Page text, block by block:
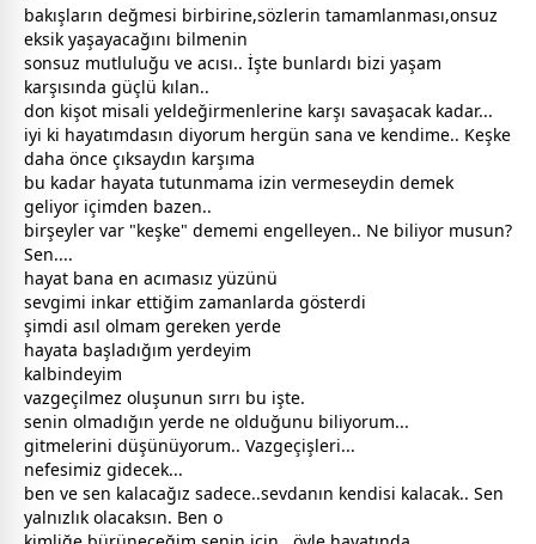
bakışların değmesi birbirine,sözlerin tamamlanması,onsuz
eksik yaşayacağını bilmenin
sonsuz mutluluğu ve acısı.. İşte bunlardı bizi yaşam
karşısında güçlü kılan..
don kişot misali yeldeğirmenlerine karşı savaşacak kadar...
iyi ki hayatımdasın diyorum hergün sana ve kendime.. Keşke
daha önce çıksaydın karşıma
bu kadar hayata tutunmama izin vermeseydin demek
geliyor içimden bazen..
birşeyler var "keşke" dememi engelleyen.. Ne biliyor musun?
Sen....
hayat bana en acımasız yüzünü
sevgimi inkar ettiğim zamanlarda gösterdi
şimdi asıl olmam gereken yerde
hayata başladığım yerdeyim
kalbindeyim
vazgeçilmez oluşunun sırrı bu işte.
senin olmadığın yerde ne olduğunu biliyorum...
gitmelerini düşünüyorum.. Vazgeçişleri...
nefesimiz gidecek...
ben ve sen kalacağız sadece..sevdanın kendisi kalacak.. Sen
yalnızlık olacaksın. Ben o